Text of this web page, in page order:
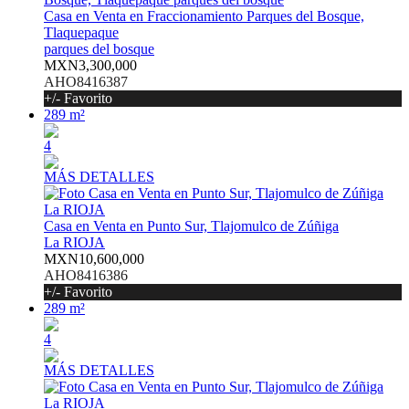
Casa en Venta en Fraccionamiento Parques del Bosque,
Tlaquepaque
parques del bosque
MXN3,300,000
AHO8416387
+/- Favorito
289 m²
4
MÁS DETALLES
Casa en Venta en Punto Sur, Tlajomulco de Zúñiga
La RIOJA
MXN10,600,000
AHO8416386
+/- Favorito
289 m²
4
MÁS DETALLES